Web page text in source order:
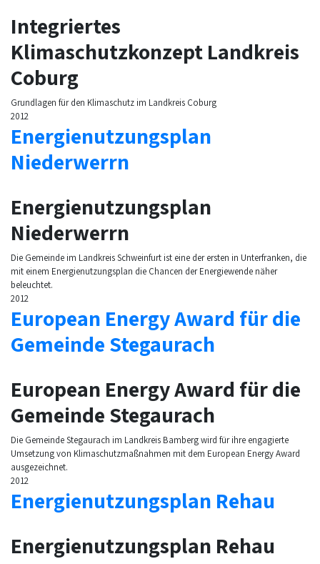
Integriertes
Klimaschutzkonzept Landkreis
Coburg
Grundlagen für den Klimaschutz im Landkreis Coburg
2012
Energienutzungsplan
Niederwerrn
Energienutzungsplan
Niederwerrn
Die Gemeinde im Landkreis Schweinfurt ist eine der ersten in Unterfranken, die
mit einem Energienutzungsplan die Chancen der Energiewende näher
beleuchtet.
2012
European Energy Award für die
Gemeinde Stegaurach
European Energy Award für die
Gemeinde Stegaurach
Die Gemeinde Stegaurach im Landkreis Bamberg wird für ihre engagierte
Umsetzung von Klimaschutzmaßnahmen mit dem European Energy Award
ausgezeichnet.
2012
Energienutzungsplan Rehau
Energienutzungsplan Rehau